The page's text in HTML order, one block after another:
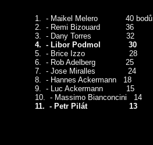
1. - Maikel Melero 40 bodů
2. - Remi Bizouard 36
3. - Dany Torres 32
4. - Libor Podmol 30
5. - Brice Izzo 28
6. - Rob Adelberg 25
7. - Jose Miralles 24
8. - Hannes Ackermann 18
9. - Luc Ackermann 15
10. - Massimo Bianconcini 14
11. - Petr Pilát 13